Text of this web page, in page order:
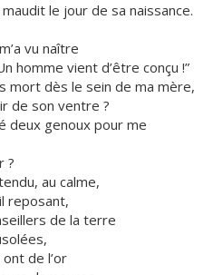
le jour de sa naissance.
vu naître
homme vient d’être conçu !”
mort dès le sein de ma mère,
de son ventre ?
deux genoux pour me
?
au calme,
reposant,
de la terre
de l’or